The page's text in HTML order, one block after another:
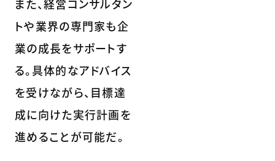
また、経営コンサルタン
トや業界の専門家も企
業の成長をサポートす
る。具体的なアドバイス
を受けながら、目標達
成に向けた実行計画を
進めることが可能だ。